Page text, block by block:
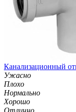
Канализационный
Ужасно
Плохо
Нормально
Хорошо
Отлично